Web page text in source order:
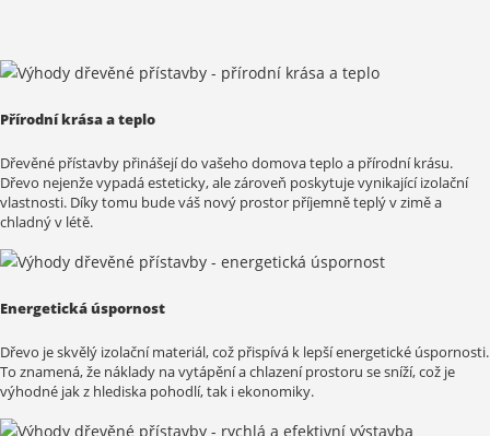
Přírodní krása a teplo
Dřevěné přístavby přinášejí do vašeho domova teplo a přírodní krásu.
Dřevo nejenže vypadá esteticky, ale zároveň poskytuje vynikající izolační
vlastnosti. Díky tomu bude váš nový prostor příjemně teplý v zimě a
chladný v létě.
Energetická úspornost
Dřevo je skvělý izolační materiál, což přispívá k lepší energetické úspornosti.
To znamená, že náklady na vytápění a chlazení prostoru se sníží, což je
výhodné jak z hlediska pohodlí, tak i ekonomiky.